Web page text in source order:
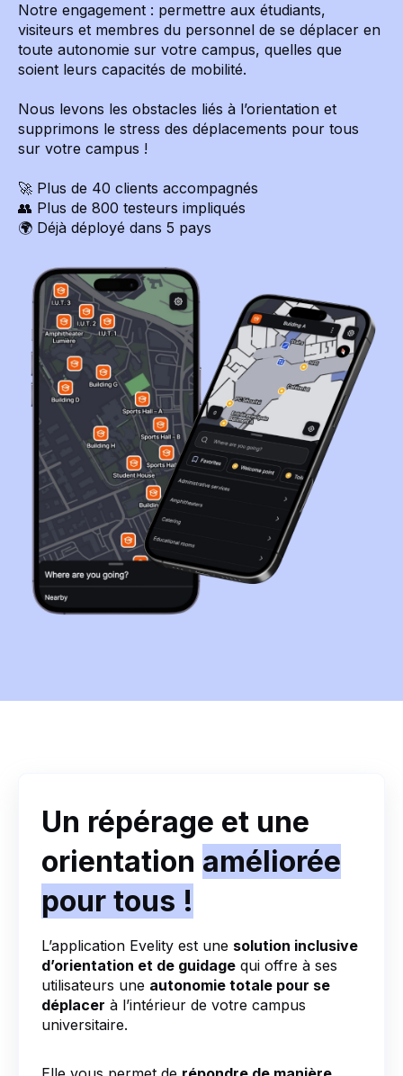
Notre engagement : permettre aux étudiants,
visiteurs et membres du personnel de se déplacer en
toute autonomie sur votre campus, quelles que
soient leurs capacités de mobilité.
Nous levons les obstacles liés à l’orientation et
supprimons le stress des déplacements pour tous
sur votre campus !
🚀 Plus de 40 clients accompagnés
👥 Plus de 800 testeurs impliqués
🌍 Déjà déployé dans 5 pays
Un répérage et une
orientation améliorée
pour tous !
L’application Evelity est une solution inclusive
d’orientation et de guidage qui offre à ses
utilisateurs une autonomie totale pour se
déplacer à l’intérieur de votre campus
universitaire.